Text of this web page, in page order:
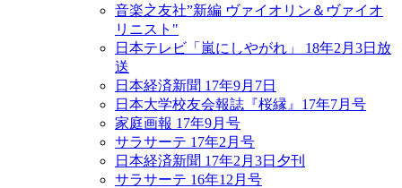
音楽之友社”新編 ヴァイオリン＆ヴァイオ
リニスト"
日本テレビ「嵐にしやがれ」 18年2月3日放
送
日本経済新聞 17年9月7日
日本大学校友会報誌『桜縁』17年7月号
家庭画報 17年9月号
サラサーテ 17年2月号
日本経済新聞 17年2月3日夕刊
サラサーテ 16年12月号